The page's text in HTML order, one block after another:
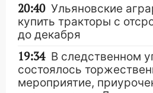
20:40 Ульяновские
купить тракторы с
до декабря
19:34 В следственном
состоялось
мероприятие,